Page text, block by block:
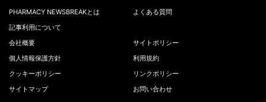
PHARMACY NEWSBREAKとは
よくある質問
記事利用について
会社概要
サイトポリシー
個人情報保護方針
利用規約
クッキーポリシー
リンクポリシー
サイトマップ
お問い合わせ